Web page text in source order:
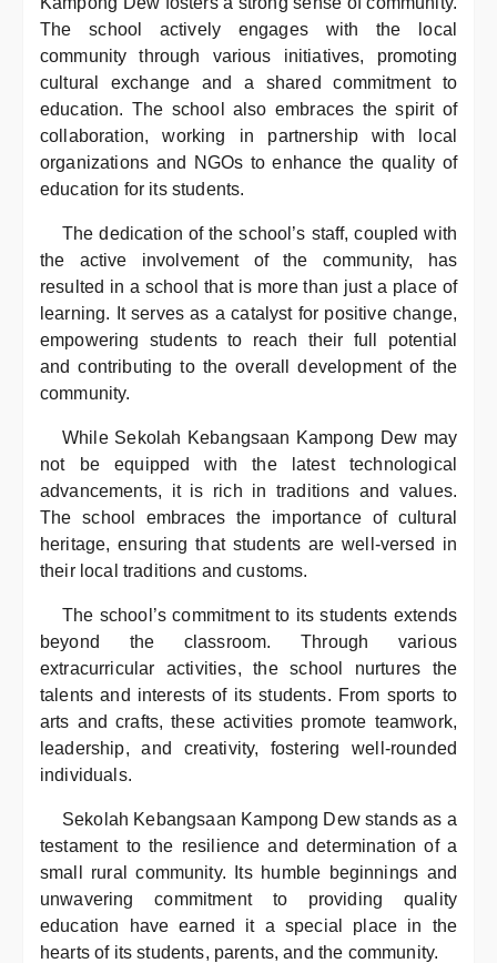
The school actively engages with the local
community through various initiatives, promoting
cultural exchange and a shared commitment to
education. The school also embraces the spirit of
collaboration, working in partnership with local
organizations and NGOs to enhance the quality of
education for its students.
The dedication of the school’s staff, coupled with
the active involvement of the community, has
resulted in a school that is more than just a place of
learning. It serves as a catalyst for positive change,
empowering students to reach their full potential
and contributing to the overall development of the
community.
While Sekolah Kebangsaan Kampong Dew may
not be equipped with the latest technological
advancements, it is rich in traditions and values.
The school embraces the importance of cultural
heritage, ensuring that students are well-versed in
their local traditions and customs.
The school’s commitment to its students extends
beyond the classroom. Through various
extracurricular activities, the school nurtures the
talents and interests of its students. From sports to
arts and crafts, these activities promote teamwork,
leadership, and creativity, fostering well-rounded
individuals.
Sekolah Kebangsaan Kampong Dew stands as a
testament to the resilience and determination of a
small rural community. Its humble beginnings and
unwavering commitment to providing quality
education have earned it a special place in the
hearts of its students, parents, and the community.